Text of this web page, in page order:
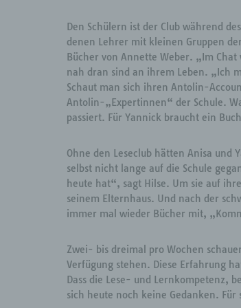
Den Schülern ist der Club während
denen Lehrer mit kleinen Gruppen
Bücher von Annette Weber. „Im
nah dran sind an ihrem Leben. „Ich
Schaut man sich ihren Antolin-
Antolin-„Expertinnen“ der Schule.
passiert. Für Yannick braucht ein
Ohne den Leseclub hätten Anisa
selbst nicht lange auf die Schule
heute hat“, sagt Hilse. Um sie auf
seinem Elternhaus. Und nach der
immer mal wieder Bücher mit,
Zwei- bis dreimal pro Wochen
Verfügung stehen. Diese Erfahrung
Dass die Lese- und Lernkompetenz,
sich heute noch keine Gedanken.